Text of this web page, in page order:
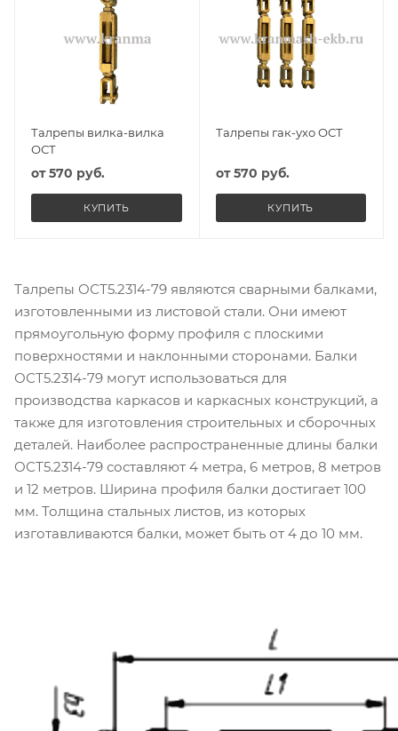
Талрепы вилка-вилка
ОСТ
от570 руб.
КУПИТЬ
Талрепы гак-ухо ОСТ
от570 руб.
КУПИТЬ
Талрепы ОСТ5.2314-79 являются сварными балками,
изготовленными из листовой стали. Они имеют
прямоугольную форму профиля с плоскими
поверхностями и наклонными сторонами. Балки
ОСТ5.2314-79 могут использоваться для
производства каркасов и каркасных конструкций, а
также для изготовления строительных и сборочных
деталей. Наиболее распространенные длины балки
ОСТ5.2314-79 составляют 4 метра, 6 метров, 8 метров
и 12 метров. Ширина профиля балки достигает 100
мм. Толщина стальных листов, из которых
изготавливаются балки, может быть от 4 до 10 мм.